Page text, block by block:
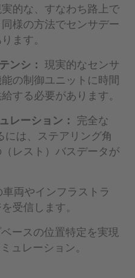
的な、すなわち路上で
様の方法でセンサデー
ます。
ンシ： 現実的なセンサ
の制御ユニットに時間
する必要があります。
レーション： 完全な
には、ステアリング角
レスト）バスデータが
両やインフラストラ
受信します。
ースの位置特定を実現
ュレーション。